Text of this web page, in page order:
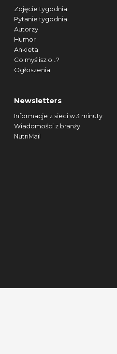
Zdjęcie tygodnia
Pytanie tygodnia
Autorzy
Humor
Ankieta
Co myślisz o...?
Ogłoszenia
Newsletters
Informacje z sieci w 3 minuty
Wiadomości z branży
NutriMail